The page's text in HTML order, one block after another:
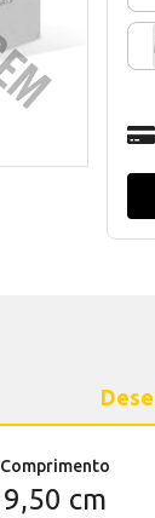
Comprimento
9,50 cm